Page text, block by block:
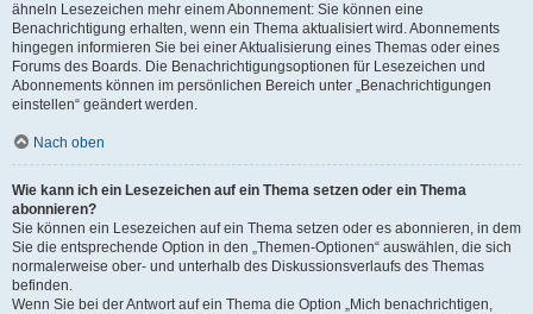
ähneln Lesezeichen mehr einem Abonnement: Sie können eine
Benachrichtigung erhalten, wenn ein Thema aktualisiert wird. Abonnements
hingegen informieren Sie bei einer Aktualisierung eines Themas oder eines
Forums des Boards. Die Benachrichtigungsoptionen für Lesezeichen und
Abonnements können im persönlichen Bereich unter „Benachrichtigungen
einstellen“ geändert werden.
Nach oben
Wie kann ich ein Lesezeichen auf ein Thema setzen oder ein Thema
abonnieren?
Sie können ein Lesezeichen auf ein Thema setzen oder es abonnieren, in dem
Sie die entsprechende Option in den „Themen-Optionen“ auswählen, die sich
normalerweise ober- und unterhalb des Diskussionsverlaufs des Themas
befinden.
Wenn Sie bei der Antwort auf ein Thema die Option „Mich benachrichtigen,